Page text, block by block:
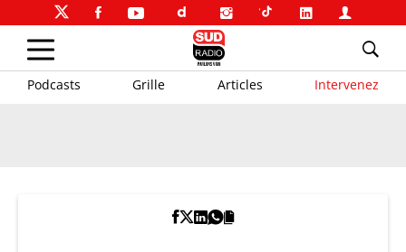
Podcasts Grille Articles Intervenez